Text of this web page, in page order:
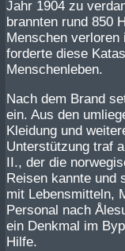
Jahr 1904 zu
brannten rund 850
Menschen verloren
forderte diese
Menschenleben.
Nach dem Brand
ein. Aus den
Kleidung und
Unterstützung traf
II., der die
Reisen kannte und
mit Lebensmitteln,
Personal nach
ein Denkmal im
Hilfe.